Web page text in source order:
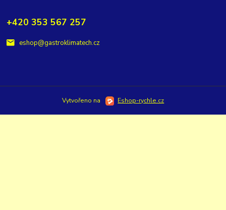
+420 353 567 257
eshop@gastroklimatech.cz
Vytvořeno na Eshop-rychle.cz